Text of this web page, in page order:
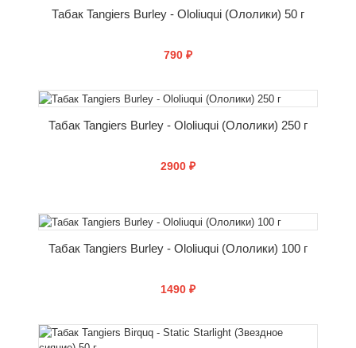
Табак Tangiers Burley - Ololiuqui (Ололики) 50 г
790 ₽
КУПИТЬ
Табак Tangiers Burley - Ololiuqui (Ололики) 250 г
2900 ₽
КУПИТЬ
Табак Tangiers Burley - Ololiuqui (Ололики) 100 г
1490 ₽
КУПИТЬ